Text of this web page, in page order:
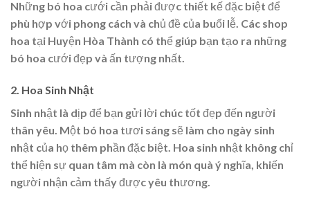
Những bó hoa cưới cần phải được thiết kế đặc biệt để
phù hợp với phong cách và chủ đề của buổi lễ. Các shop
hoa tại Huyện Hòa Thành có thể giúp bạn tạo ra những
bó hoa cưới đẹp và ấn tượng nhất.
2. Hoa Sinh Nhật
Sinh nhật là dịp để bạn gửi lời chúc tốt đẹp đến người
thân yêu. Một bó hoa tươi sáng sẽ làm cho ngày sinh
nhật của họ thêm phần đặc biệt. Hoa sinh nhật không chỉ
thể hiện sự quan tâm mà còn là món quà ý nghĩa, khiến
người nhận cảm thấy được yêu thương.